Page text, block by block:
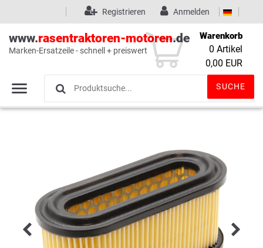
Wunschliste (0)
Anmelden
Registrieren
www.rasentraktoren-motoren.de
Marken-Ersatzeile - schnell + preiswert
SUCHE
Warenkorb
0 Artikel
0,00 EUR